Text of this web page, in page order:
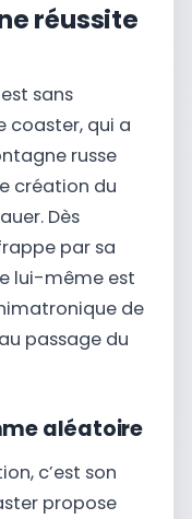
réussite
sans
coaster, qui a
russe
création du
Dès
par sa
lui-même est
de
passage du
aléatoire
c’est son
propose